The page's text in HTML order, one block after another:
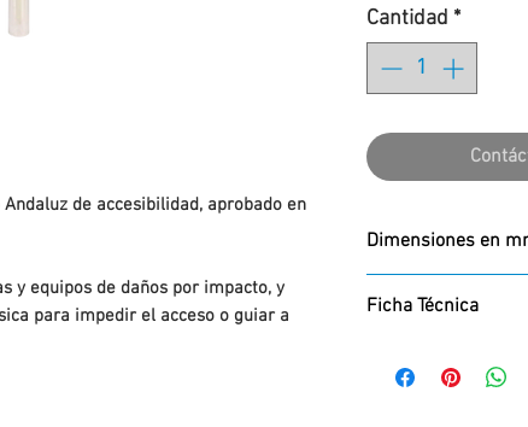
de accesibilidad, aprobado en
y equipos de daños por impacto, y
para impedir el acceso o guiar a
Cantidad *
Dimensiones en
800 x 104
Ficha Técnica
Descargar